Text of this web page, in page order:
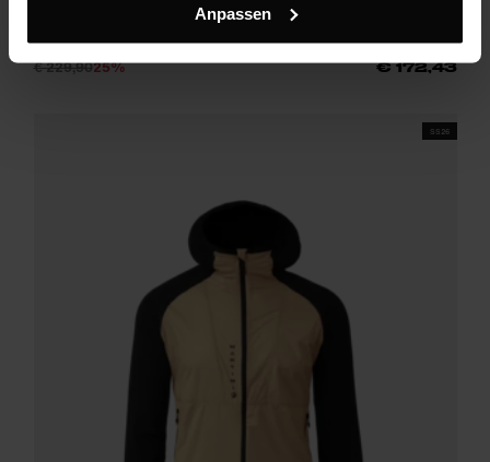
Anpassen
€ 229,9025% € 172,43
SS26